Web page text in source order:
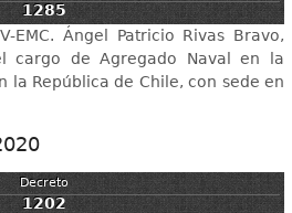
1285
EMC. Ángel Patricio Rivas Bravo,
cargo de Agregado Naval en la
la República de Chile, con sede en
Decreto
1202